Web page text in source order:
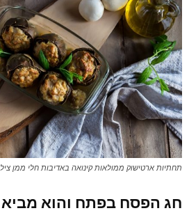
תחתיות ארטישוק ממולאות קינואה באדיבות חלי ממן
חג הפסח בפתח והוא מביא